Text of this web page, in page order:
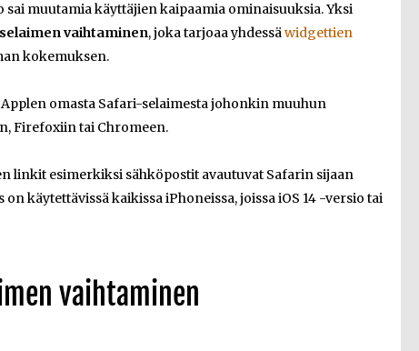
sai muutamia käyttäjien kaipaamia ominaisuuksia. Yksi
vaihtaminen, joka tarjoaa yhdessäwidgettien
kokemuksen.
omasta Safari-selaimesta johonkin muuhun
Firefoxiin tai Chromeen.
linkit esimerkiksi sähköpostit avautuvat Safarin sijaan
käytettävissä kaikissa iPhoneissa, joissa iOS 14 -versio tai
vaihtaminen